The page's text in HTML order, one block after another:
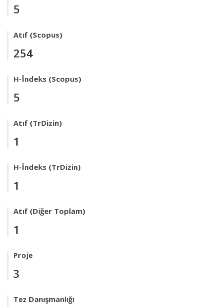
5
Atıf (Scopus)
254
H-İndeks (Scopus)
5
Atıf (TrDizin)
1
H-İndeks (TrDizin)
1
Atıf (Diğer Toplam)
1
Proje
3
Tez Danışmanlığı